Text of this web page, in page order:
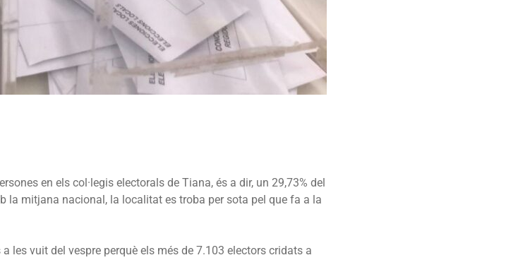
en els col·legis electorals de Tiana, és a dir, un 29,73% del
la mitjana nacional, la localitat es troba per sota pel que fa a la
les vuit del vespre perquè els més de 7.103 electors cridats a